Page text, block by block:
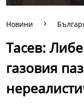
Новини
Тасев:
газовия